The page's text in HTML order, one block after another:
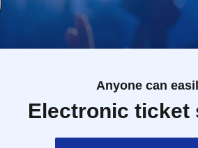
Anyone can
Electronic ticket